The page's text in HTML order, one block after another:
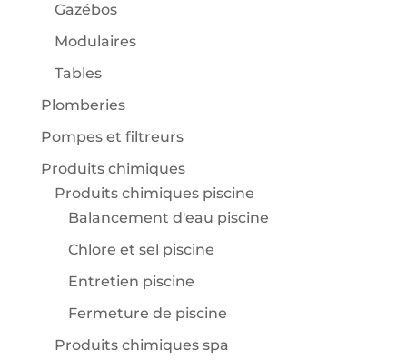
Gazébos
Modulaires
Tables
Plomberies
Pompes et filtreurs
Produits chimiques
Produits chimiques piscine
Balancement d'eau piscine
Chlore et sel piscine
Entretien piscine
Fermeture de piscine
Produits chimiques spa